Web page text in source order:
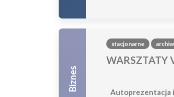
Biznes
stacjonarne
WARSZTATY
Autoprezentacja